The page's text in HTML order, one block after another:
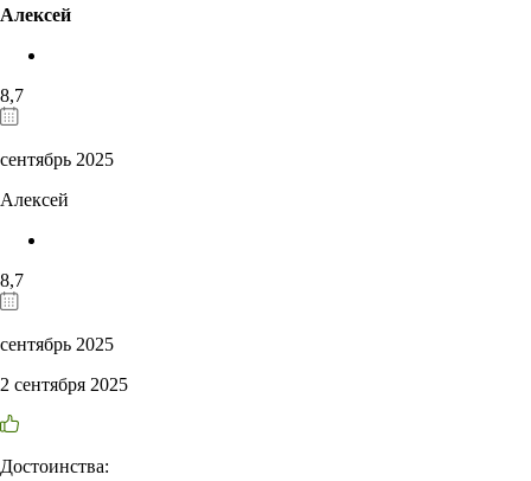
Алексей
8,7
сентябрь 2025
Алексей
8,7
сентябрь 2025
2 сентября 2025
Достоинства: